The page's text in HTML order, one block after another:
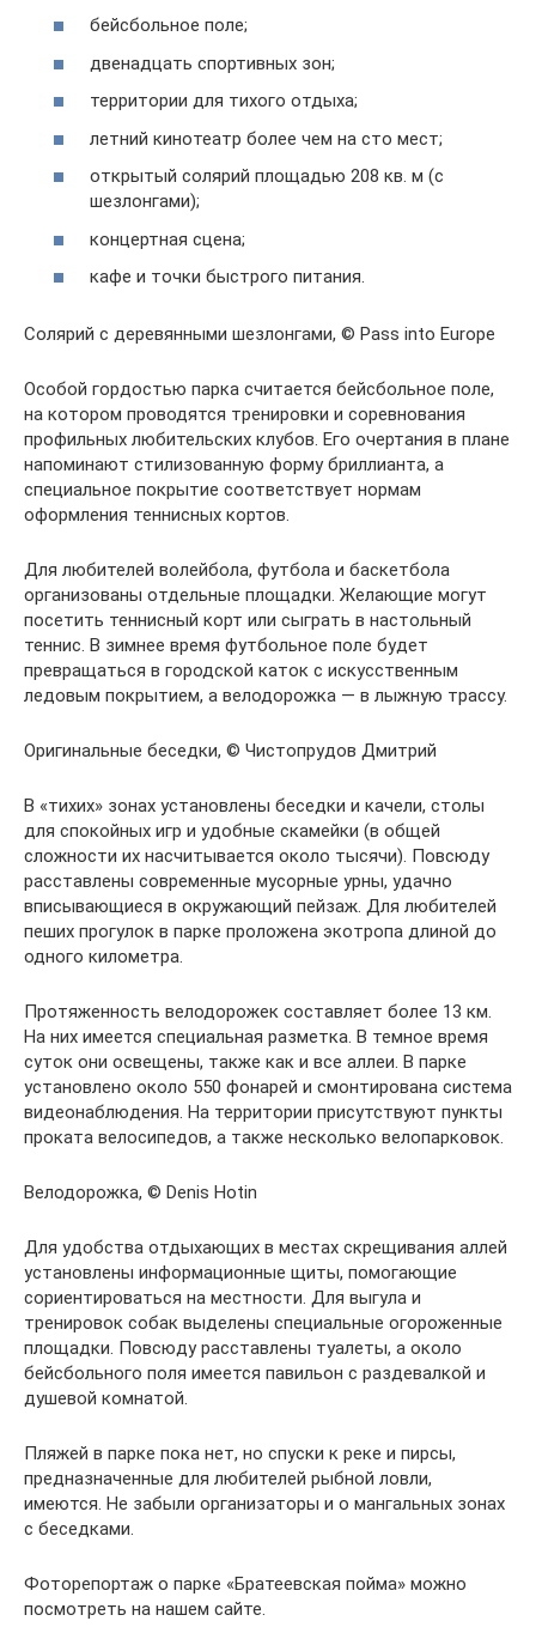
бейсбольное поле;
двенадцать спортивных зон;
территории для тихого отдыха;
летний кинотеатр более чем на сто мест;
открытый солярий площадью 208 кв. м (с
шезлонгами);
концертная сцена;
кафе и точки быстрого питания.
Солярий с деревянными шезлонгами, © Pass into Europe
Особой гордостью парка считается бейсбольное поле,
на котором проводятся тренировки и соревнования
профильных любительских клубов. Его очертания в плане
напоминают стилизованную форму бриллианта, а
специальное покрытие соответствует нормам
оформления теннисных кортов.
Для любителей волейбола, футбола и баскетбола
организованы отдельные площадки. Желающие могут
посетить теннисный корт или сыграть в настольный
теннис. В зимнее время футбольное поле будет
превращаться в городской каток с искусственным
ледовым покрытием, а велодорожка — в лыжную трассу.
Оригинальные беседки, © Чистопрудов Дмитрий
В «тихих» зонах установлены беседки и качели, столы
для спокойных игр и удобные скамейки (в общей
сложности их насчитывается около тысячи). Повсюду
расставлены современные мусорные урны, удачно
вписывающиеся в окружающий пейзаж. Для любителей
пеших прогулок в парке проложена экотропа длиной до
одного километра.
Протяженность велодорожек составляет более 13 км.
На них имеется специальная разметка. В темное время
суток они освещены, также как и все аллеи. В парке
установлено около 550 фонарей и смонтирована система
видеонаблюдения. На территории присутствуют пункты
проката велосипедов, а также несколько велопарковок.
Велодорожка, © Denis Hotin
Для удобства отдыхающих в местах скрещивания аллей
установлены информационные щиты, помогающие
сориентироваться на местности. Для выгула и
тренировок собак выделены специальные огороженные
площадки. Повсюду расставлены туалеты, а около
бейсбольного поля имеется павильон с раздевалкой и
душевой комнатой.
Пляжей в парке пока нет, но спуски к реке и пирсы,
предназначенные для любителей рыбной ловли,
имеются. Не забыли организаторы и о мангальных зонах
с беседками.
Фоторепортаж о парке «Братеевская пойма» можно
посмотреть на нашем сайте.